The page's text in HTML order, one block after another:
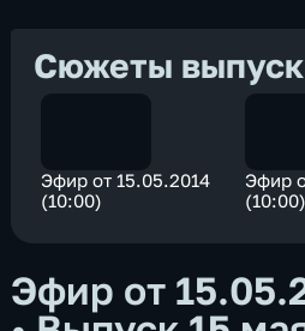
Сюжеты
Эфир от 15.05.2014
(10:00)
Эфир
(10:00)
Эфир от